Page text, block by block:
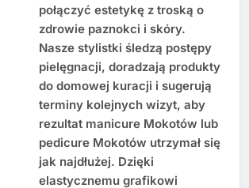
połączyć estetykę z troską o
zdrowie paznokci i skóry.
Nasze stylistki śledzą postępy
pielęgnacji, doradzają produkty
do domowej kuracji i sugerują
terminy kolejnych wizyt, aby
rezultat manicure Mokotów lub
pedicure Mokotów utrzymał się
jak najdłużej. Dzięki
elastycznemu grafikowi